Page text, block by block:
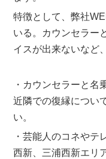
特徴として、弊社
いる。カウンセラー
イスが出来ないなど
・カウンセラーと名
近隣での復縁につい
い。
・芸能人のコネやテ
西新、三浦西新エリ